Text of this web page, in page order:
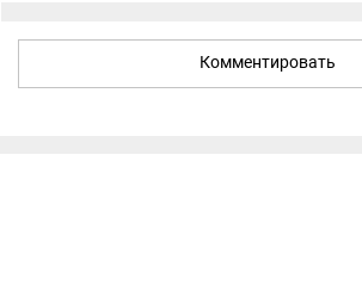
Комментировать